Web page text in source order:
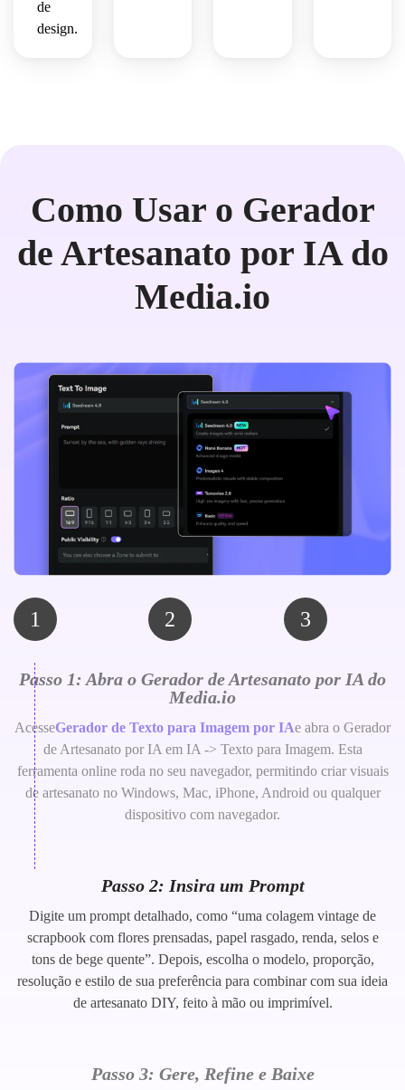
de
design.
Como Usar o Gerador
de Artesanato por IA do
Media.io
1 2 3
Passo 1: Abra o Gerador de Artesanato por IA do
Media.io
AcesseGerador de Texto para Imagem por IAe abra o Gerador
de Artesanato por IA em IA -> Texto para Imagem. Esta
ferramenta online roda no seu navegador, permitindo criar visuais
de artesanato no Windows, Mac, iPhone, Android ou qualquer
dispositivo com navegador.
Passo 2: Insira um Prompt
Digite um prompt detalhado, como “uma colagem vintage de
scrapbook com flores prensadas, papel rasgado, renda, selos e
tons de bege quente”. Depois, escolha o modelo, proporção,
resolução e estilo de sua preferência para combinar com sua ideia
de artesanato DIY, feito à mão ou imprimível.
Passo 3: Gere, Refine e Baixe